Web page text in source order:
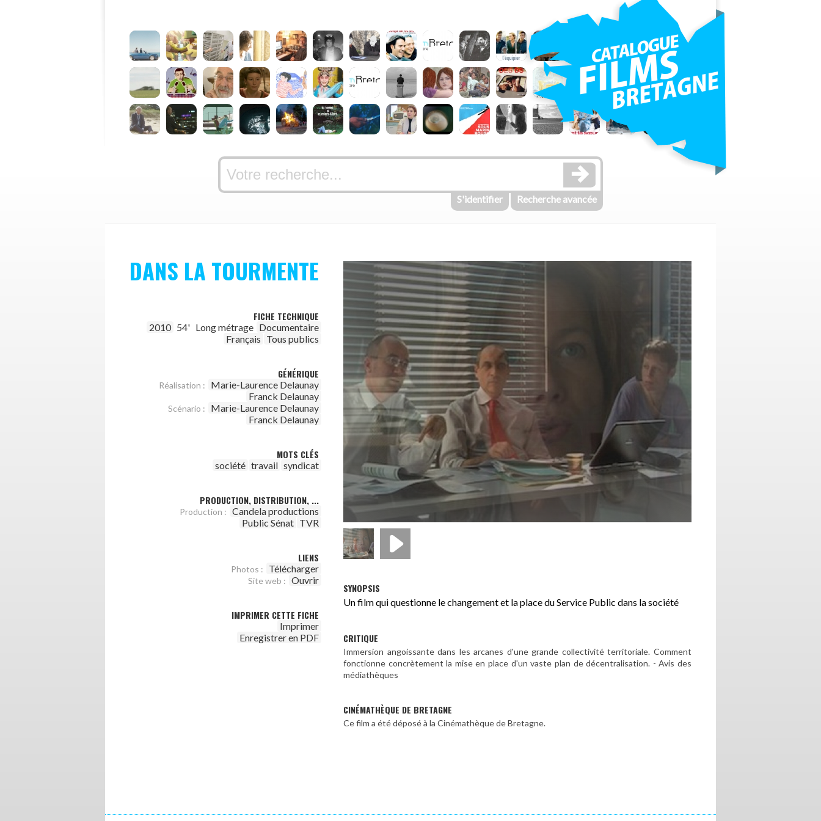
S'identifier Recherche avancée
DANS LA TOURMENTE
FICHE TECHNIQUE
2010 54' Long métrage Documentaire
Français Tous publics
GÉNÉRIQUE
Réalisation :
Marie-Laurence Delaunay
Franck Delaunay
Scénario :
Marie-Laurence Delaunay
Franck Delaunay
MOTS CLÉS
société travail syndicat
PRODUCTION, DISTRIBUTION, ...
Production : Candela productions
Public Sénat TVR
LIENS
Photos : Télécharger
Site web : Ouvrir
IMPRIMER CETTE FICHE
Imprimer
Enregistrer en PDF
SYNOPSIS
Un film qui questionne le changement et la place du Service Public dans la société
CRITIQUE
Immersion angoissante dans les arcanes d'une grande collectivité territoriale. Comment
fonctionne concrètement la mise en place d'un vaste plan de décentralisation. - Avis des
médiathèques
CINÉMATHÈQUE DE BRETAGNE
Ce film a été déposé à la Cinémathèque de Bretagne.